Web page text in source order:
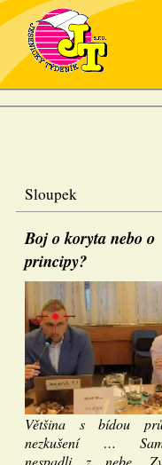
Sloupek
Boj o koryta nebo o
principy?
Většina s bídou
nezkušení …
nespadli z nebe.